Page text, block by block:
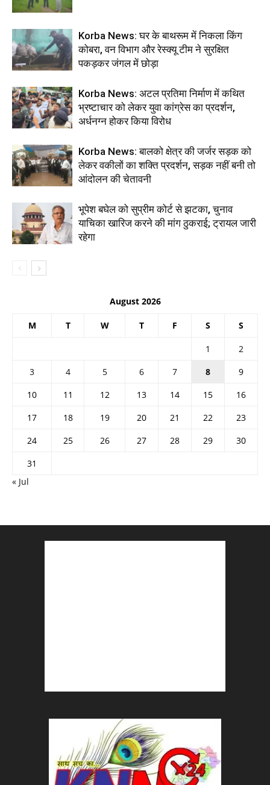
Korba News: घर के बाथरूम में निकला किंग
कोबरा, वन विभाग और रेस्क्यू टीम ने सुरक्षित
पकड़कर जंगल में छोड़ा
Korba News: अटल प्रतिमा निर्माण में कथित
भ्रष्टाचार को लेकर युवा कांग्रेस का प्रदर्शन,
अर्धनग्न होकर किया विरोध
Korba News: बालको क्षेत्र की जर्जर सड़क को
लेकर वकीलों का शक्ति प्रदर्शन, सड़क नहीं बनी तो
आंदोलन की चेतावनी
भूपेश बघेल को सुप्रीम कोर्ट से झटका, चुनाव
याचिका खारिज करने की मांग ठुकराई; ट्रायल जारी
रहेगा
August 2026
M T W T F S S
1
2
3
4 5 6 7 8
9
10
11 12 13 14 15
16
17
18 19 20 21 22
23
24
25 26 27 28 29
30
31
« Jul